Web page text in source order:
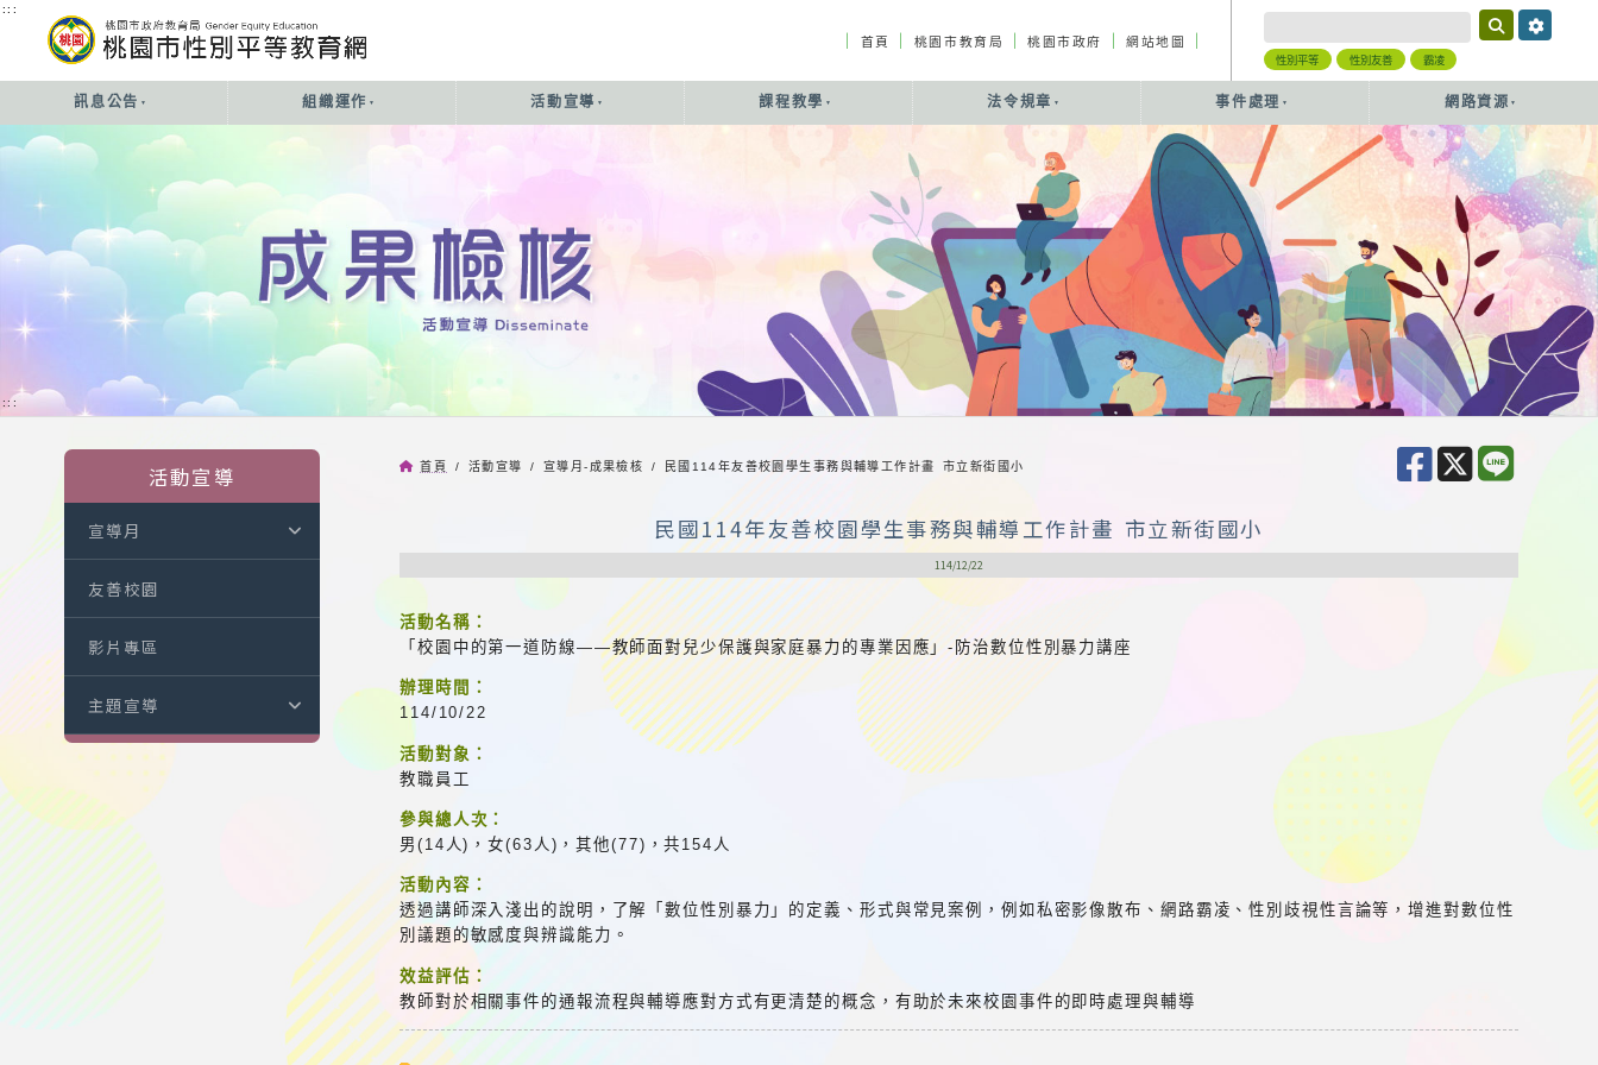
:::
首頁 桃園市教育局 桃園市政府 網站地圖
性別平等 性別友善 霸凌
訊息公告 組織運作 活動宣導 課程教學 法令規章 事件處理 網路資源
:::
活動宣導
宣導月
友善校園
影片專區
主題宣導
首頁 / 活動宣導 / 宣導月-成果檢核 / 民國114年友善校園學生事務與輔導工作計畫 市立新街國小
民國114年友善校園學生事務與輔導工作計畫 市立新街國小
114/12/22
活動名稱：
「校園中的第一道防線——教師面對兒少保護與家庭暴力的專業因應」-防治數位性別暴力講座
辦理時間：
114/10/22
活動對象：
教職員工
參與總人次：
男(14人)，女(63人)，其他(77)，共154人
活動內容：
透過講師深入淺出的說明，了解「數位性別暴力」的定義、形式與常見案例，例如私密影像散布、網路霸凌、性別歧視性言論等，增進對數位性
別議題的敏感度與辨識能力。
效益評估：
教師對於相關事件的通報流程與輔導應對方式有更清楚的概念，有助於未來校園事件的即時處理與輔導
:::